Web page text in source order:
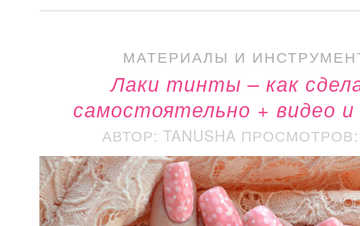
МАТЕРИАЛЫ И
Лаки тинты – как
самостоятельно + видео и
АВТОР: TANUSHA ПРОСМОТРОВ: